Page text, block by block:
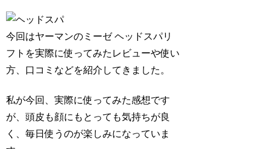
今回はヤーマンの ミーゼ ヘッドスパリ
フト を実際に使ってみたレビューや使い
方、口コミなどを紹介してきました。
私が今回、実際に使ってみた感想です
が、頭皮も顔にもとっても気持ちが良
く、毎日使うのが楽しみになっていま